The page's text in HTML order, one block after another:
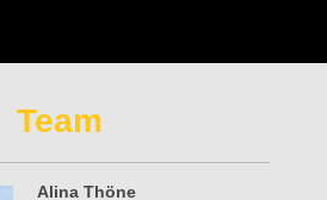
Team
Alina Thöne